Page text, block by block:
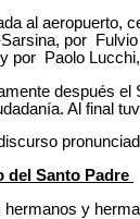
al aeropuerto,
por
por Paolo
después
Al final
del Santo Padre
hermanos y